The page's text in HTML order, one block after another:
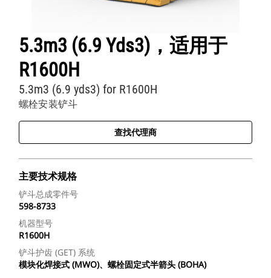
5.3m3 (6.9 Yds3)，适用于
R1600H
螺栓安装铲斗
5.3m3 (6.9 yds3) for R1600H
查找代理商
主要技术规格
铲斗总成零件号
598-8733
机器型号
R1600H
铲斗护齿 (GET) 系统
模块化焊接式 (MWO)、螺栓固定式半箭头 (BOHA)